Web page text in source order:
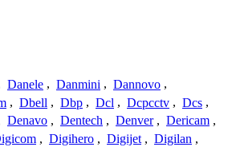
Danele , Danmini , Dannovo ,
, Dbell , Dbp , Dcl , Dcpcctv , Dcs ,
Denavo , Dentech , Denver , Dericam ,
, Digihero , Digijet , Digilan ,